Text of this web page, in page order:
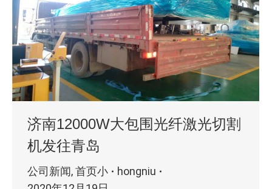
济南12000W大包围光纤激光切割
机发往青岛
公司新闻,首页小
hongniu